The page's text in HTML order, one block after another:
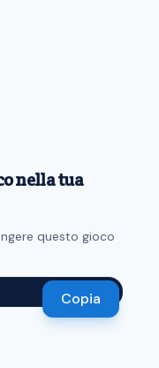
nella tua
questo gioco
Copia